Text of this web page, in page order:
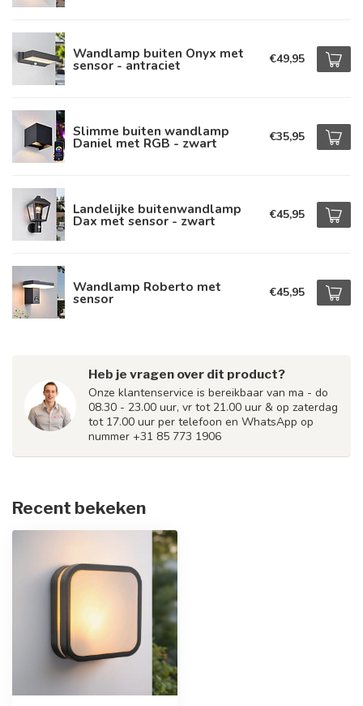
Wandlamp buiten Onyx met
sensor - antraciet €49,95
Slimme buiten wandlamp
Daniel met RGB - zwart €35,95
Landelijke buitenwandlamp
Dax met sensor - zwart €45,95
Wandlamp Roberto met
sensor €45,95
Heb je vragen over dit product?
Onze klantenservice is bereikbaar van ma - do
08.30 - 23.00 uur, vr tot 21.00 uur & op zaterdag
tot 17.00 uur per telefoon en WhatsApp op
nummer +31 85 773 1906
Recent bekeken